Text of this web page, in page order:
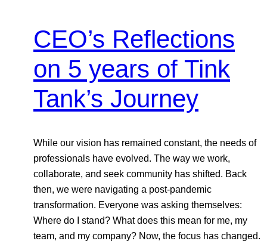
CEO’s Reflections
on 5 years of Tink
Tank’s Journey
While our vision has remained constant, the needs of
professionals have evolved. The way we work,
collaborate, and seek community has shifted. Back
then, we were navigating a post-pandemic
transformation. Everyone was asking themselves:
Where do I stand? What does this mean for me, my
team, and my company? Now, the focus has changed.